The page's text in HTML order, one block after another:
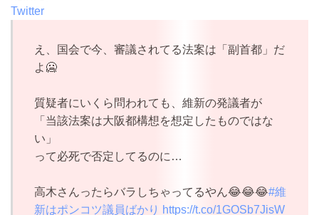
Twitter
え、国会で今、審議されてる法案は「副首都」だ
よ🥶
質疑者にいくら問われても、維新の発議者が
「当該法案は大阪都構想を想定したものではな
い」
って必死で否定してるのに…
高木さんったらバラしちゃってるやん😂😂😂#維
新はポンコツ議員ばかり https://t.co/1GOSb7JisW